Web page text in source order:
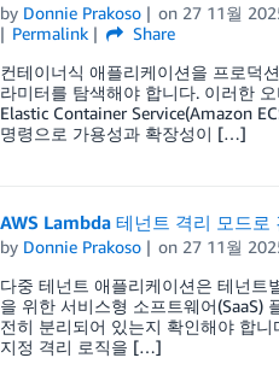
by Donnie Prakoso on 27 11월
Permalink
Share
컨테이너식 애플리케이션을 프로덕
라미터를 탐색해야 합니다. 이러한
Elastic Container Service(Amazon
명령으로 가용성과 확장성이 […]
AWS Lambda 테넌트 격리 모드
by Donnie Prakoso on 27 11월
다중 테넌트 애플리케이션은 테넌트
을 위한 서비스형 소프트웨어(SaaS)
전히 분리되어 있는지 확인해야 합
지정 격리 로직을 […]